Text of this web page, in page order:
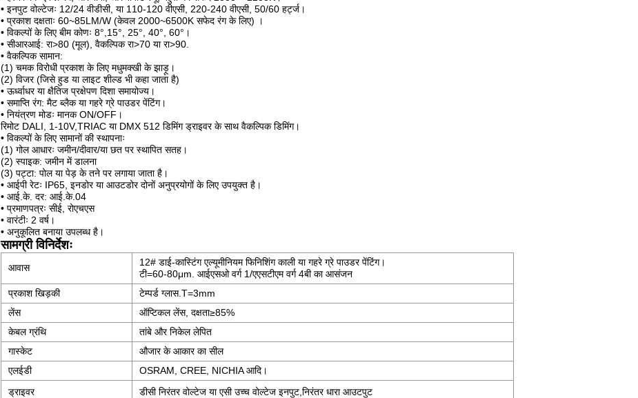
• इनपुट वोल्टेजः 12/24 वीडीसी, या 110-120 वीएसी, 220-240 वीएसी, 50/60 हर्ट्ज।
• प्रकाश दक्षताः 60~85LM/W (केवल 2000~6500K सफेद रंग के लिए) ।
• विकल्पों के लिए बीम कोणः 8°,15°, 25°, 40°, 60°।
• सीआरआई: रा>80 (मूल), वैकल्पिक रा>70 या रा>90.
• वैकल्पिक सामान:
(1) चमक विरोधी प्रकाश के लिए मधुमक्खी के झाड़ू।
(2) विजर (जिसे हुड या लाइट शील्ड भी कहा जाता है)
• ऊर्ध्वाधर या क्षैतिज प्रक्षेपण दिशा समायोज्य।
• समाप्ति रंग: मैट ब्लैक या गहरे ग्रे पाउडर पेंटिंग।
• नियंत्रण मोडः मानक ON/OFF।
रिमोट DALI, 1-10V,TRIAC या DMX 512 डिमिंग ड्राइवर के साथ वैकल्पिक डिमिंग।
• विकल्पों के लिए सामानों की स्थापनाः
(1) गोल आधारः जमीन/दीवार/या छत पर स्थापित सतह।
(2) स्पाइक: जमीन में डालना
(3) पट्टा: पोल या पेड़ के तने पर लगाया जाता है।
• आईपी रेटः IP65, इनडोर या आउटडोर दोनों अनुप्रयोगों के लिए उपयुक्त है।
• आई.के. दर: आई.के.04
• प्रमाणपत्रः सीई, रोएचएस
• वारंटीः 2 वर्ष।
• अनुकूलित बनाया उपलब्ध है।
सामग्री विनिर्देशः
आवास
12# डाई-कास्टिंग एल्यूमीनियम फिनिशिंग काली या गहरे ग्रे पाउडर पेंटिंग।
टी=60-80μm. आईएसओ वर्ग 1/एएसटीएम वर्ग 4बी का आसंजन
प्रकाश खिड़की
टेम्पर्ड ग्लास.T=3mm
लेंस
ऑप्टिकल लेंस, दक्षता≥85%
केबल ग्रंथि
तांबे और निकेल लेपित
गास्केट
औजार के आकार का सील
एलईडी
OSRAM, CREE, NICHIA आदि।
ड्राइवर
डीसी निरंतर वोल्टेज या एसी उच्च वोल्टेज इनपुट,निरंतर धारा आउटपुट